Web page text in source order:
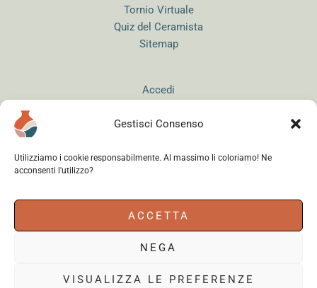
Gestisci Consenso
Utilizziamo i cookie responsabilmente. Al massimo li coloriamo! Ne
acconsenti l'utilizzo?
ACCETTA
NEGA
VISUALIZZA LE PREFERENZE
Tornio Virtuale
Quiz del Ceramista
Sitemap
Accedi
18179961000 - Copyright © 2026